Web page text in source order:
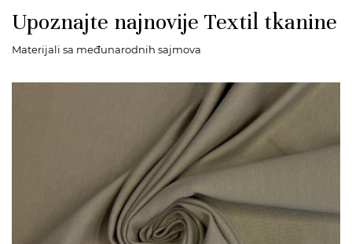
Upoznajte najnovije Textil tkanine
Materijali sa međunarodnih sajmova